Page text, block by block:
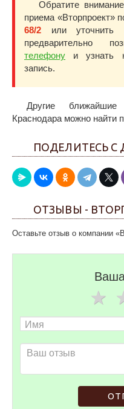
Обратите
приема «Вторпроект»
68/2 или уточнить
предварительно
телефону и узнать
запись.
Другие
Краснодара можно найти
ПОДЕЛИТЕСЬ С
ОТЗЫВЫ -
Оставьте отзыв о компании